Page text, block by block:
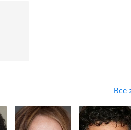
сбежать и самостоятельно
Все